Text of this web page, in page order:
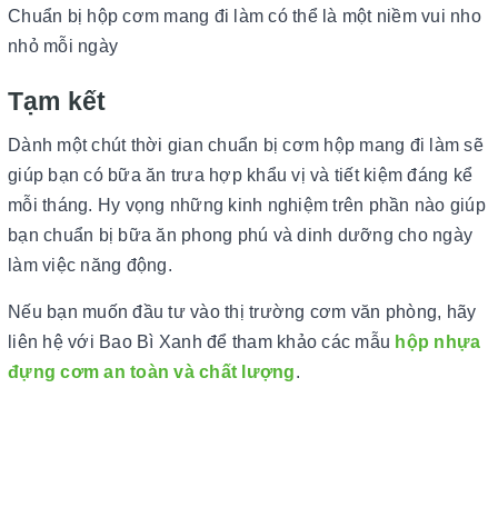
Chuẩn bị hộp cơm mang đi làm có thể là một niềm vui nho
nhỏ mỗi ngày
Tạm kết
Dành một chút thời gian chuẩn bị cơm hộp mang đi làm sẽ
giúp bạn có bữa ăn trưa hợp khẩu vị và tiết kiệm đáng kể
mỗi tháng. Hy vọng những kinh nghiệm trên phần nào giúp
bạn chuẩn bị bữa ăn phong phú và dinh dưỡng cho ngày
làm việc năng động.
Nếu bạn muốn đầu tư vào thị trường cơm văn phòng, hãy
liên hệ với Bao Bì Xanh để tham khảo các mẫu hộp nhựa
đựng cơm an toàn và chất lượng.